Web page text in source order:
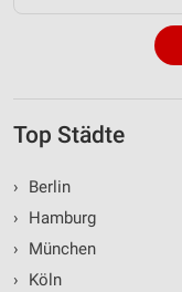
Top Städte
›
Berlin
›
Hamburg
›
München
›
Köln